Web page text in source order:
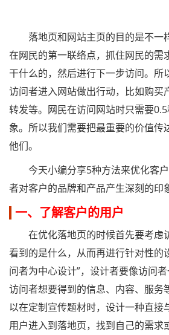
落地页和网站主页的目的是不一
在网民的第一联络点，抓住网民的需
干什么的，然后进行下一步访问。所
访问者进入网站做出行动，比如购买
转发等。网民在访问网站时只需要
象。所以我们需要把最重要的价值传
他们。
今天小编分享5种方法来优化客户
者对客户的品牌和产品产生深刻的印
一、了解客户的用户
在优化落地页的时候首先要考虑
看到的是什么，从而再进行针对性的
问者为中心设计”，设计者要像访问
访问者想要得到的信息、内容、服务
以在定制宣传题材时，设计一种直接
用户进入到落地页，找到自己的需求